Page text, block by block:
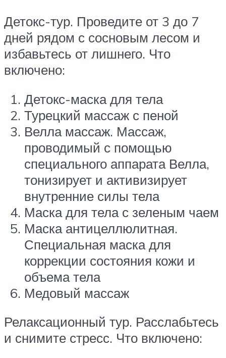
Детокс-тур. Проведите от 3 до 7
дней рядом с сосновым лесом и
избавьтесь от лишнего. Что
включено:
Детокс-маска для тела
Турецкий массаж с пеной
Велла массаж. Массаж,
проводимый с помощью
специального аппарата Велла,
тонизирует и активизирует
внутренние силы тела
Маска для тела с зеленым чаем
Маска антицеллюлитная.
Специальная маска для
коррекции состояния кожи и
объема тела
Медовый массаж
Релаксационный тур. Расслабьтесь
и снимите стресс. Что включено: